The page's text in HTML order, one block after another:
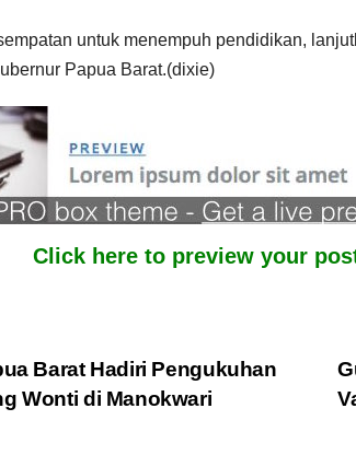
untuk menempuh pendidikan,
Papua Barat.(dixie)
Click here to preview your
Barat Hadiri Pengukuhan
Wonti di Manokwari